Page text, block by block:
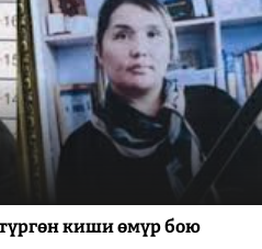
киши өмүр бою